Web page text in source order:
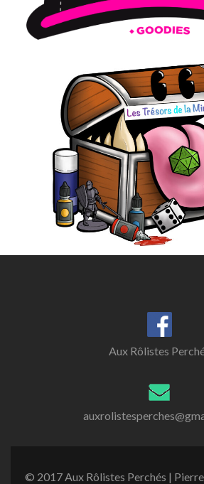
Aux Rôlistes
© 2017 Aux Rôlistes Perchés |